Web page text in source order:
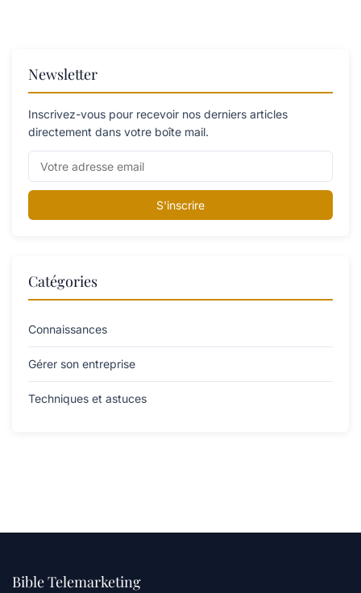
Newsletter
Inscrivez-vous pour recevoir nos derniers articles
directement dans votre boîte mail.
S'inscrire
Catégories
Connaissances
Gérer son entreprise
Techniques et astuces
Bible Telemarketing